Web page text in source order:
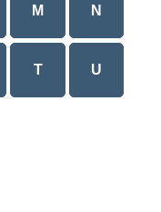
M N
T U